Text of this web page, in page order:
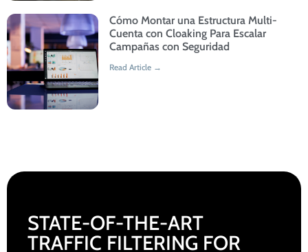
Cómo Montar una Estructura Multi-
Cuenta con Cloaking Para Escalar
Campañas con Seguridad
Read Article →
STATE-OF-THE-ART
TRAFFIC FILTERING FOR